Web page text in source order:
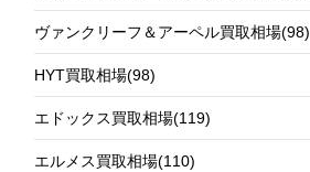
ヴァンクリーフ＆アーペル買取相場(98)
HYT買取相場(98)
エドックス買取相場(119)
エルメス買取相場(110)